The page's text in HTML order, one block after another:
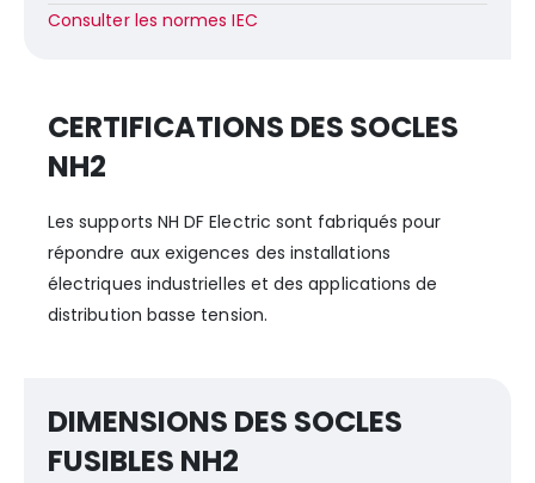
Consulter les normes IEC
CERTIFICATIONS DES SOCLES
NH2
Les supports NH DF Electric sont fabriqués pour
répondre aux exigences des installations
électriques industrielles et des applications de
distribution basse tension.
DIMENSIONS DES SOCLES
FUSIBLES NH2